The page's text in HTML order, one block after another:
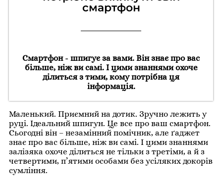
смартфон
Смартфон - шпигує за вами. Він знає про вас
більше, ніж ви самі. І цими знаннями охоче
ділиться з тими, кому потрібна ця
інформація.
Маленький. Приємний на дотик. Зручно лежить у
руці. Ідеальний шпигун. Це все про ваш смартфон.
Сьогодні він – незамінний помічник, але ґаджет
знає про вас більше, ніж ви самі. І цими знаннями
залізяка охоче ділиться не тільки з третіми, а й з
четвертими, п’ятими особами без усіляких докорів
сумління.